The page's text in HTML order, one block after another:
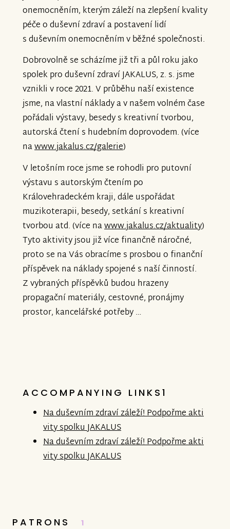
onemocněním, kterým záleží na zlepšení kvality
péče o duševní zdraví a postavení lidí
s duševním onemocněním v běžné společnosti.
Dobrovolně se scházíme již tři a půl roku jako
spolek pro duševní zdraví JAKALUS, z. s. jsme
vznikli v roce 2021. V průběhu naší existence
jsme, na vlastní náklady a v našem volném čase
pořádali výstavy, besedy s kreativní tvorbou,
autorská čtení s hudebním doprovodem. (více
nawww.jakalus.cz/galerie)
V letošním roce jsme se rohodli pro putovní
výstavu s autorským čtením po
Královehradeckém kraji, dále uspořádat
muzikoterapii, besedy, setkání s kreativní
tvorbou atd. (více nawww.jakalus.cz/aktuality)
Tyto aktivity jsou již více finančně náročné,
proto se na Vás obracíme s prosbou o finanční
příspěvek na náklady spojené s naší činností.
Z vybraných příspěvků budou hrazeny
propagační materiály, cestovné, pronájmy
prostor, kancelářské potřeby …
ACCOMPANYING LINKS1
Na duševním zdraví záleží! Podpořme akti
vity spolku JAKALUS
Na duševním zdraví záleží! Podpořme akti
vity spolku JAKALUS
PATRONS 1